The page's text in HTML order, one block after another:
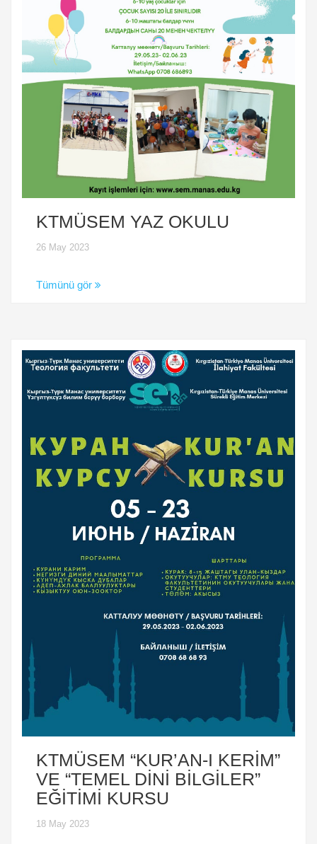
KTMÜSEM YAZ OKULU
26 May 2023
Tümünü gör
KTMÜSEM “KUR’AN-I KERİM”
VE “TEMEL DİNİ BİLGİLER”
EĞİTİMİ KURSU
18 May 2023